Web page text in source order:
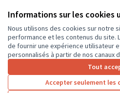
Informations sur les cookies
Nous utilisons des cookies sur notre
performance et les contenus du site.
de fournir une expérience utilisateur
personnalisés à partir de nos canaux
Tout
Accepter seulement les